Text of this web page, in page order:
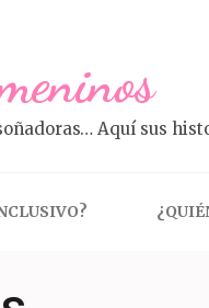
Aquí sus